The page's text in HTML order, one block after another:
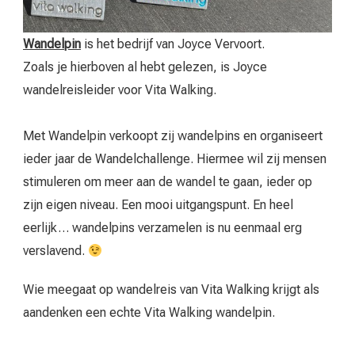
Wandelpin is het bedrijf van Joyce Vervoort.
Zoals je hierboven al hebt gelezen, is Joyce
wandelreisleider voor Vita Walking.
Met Wandelpin verkoopt zij wandelpins en organiseert
ieder jaar de Wandelchallenge. Hiermee wil zij mensen
stimuleren om meer aan de wandel te gaan, ieder op
zijn eigen niveau. Een mooi uitgangspunt. En heel
eerlijk… wandelpins verzamelen is nu eenmaal erg
verslavend.
Wie meegaat op wandelreis van Vita Walking krijgt als
aandenken een echte Vita Walking wandelpin.